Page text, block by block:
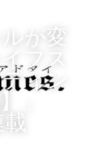
が変
フス
ィン